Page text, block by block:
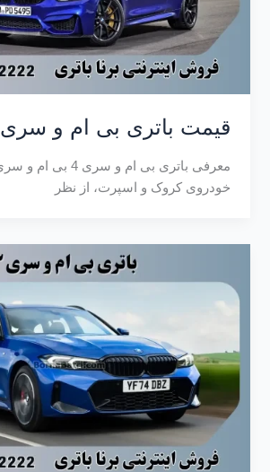
قیمت باتری بی ام و سری ۴
خودروی کروک و اسپرت، از نظر